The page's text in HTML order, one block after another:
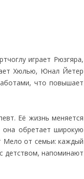
играет Рюзгяра,
Хюлью, Юнал Йетер
что повышает
Её жизнь меняется
она обретает широкую
Мело от семьи: каждый
детством, напоминают